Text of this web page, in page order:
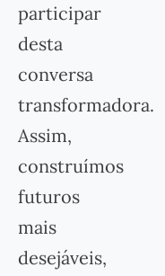
participar
desta
conversa
transformadora.
Assim,
construímos
futuros
mais
desejáveis,